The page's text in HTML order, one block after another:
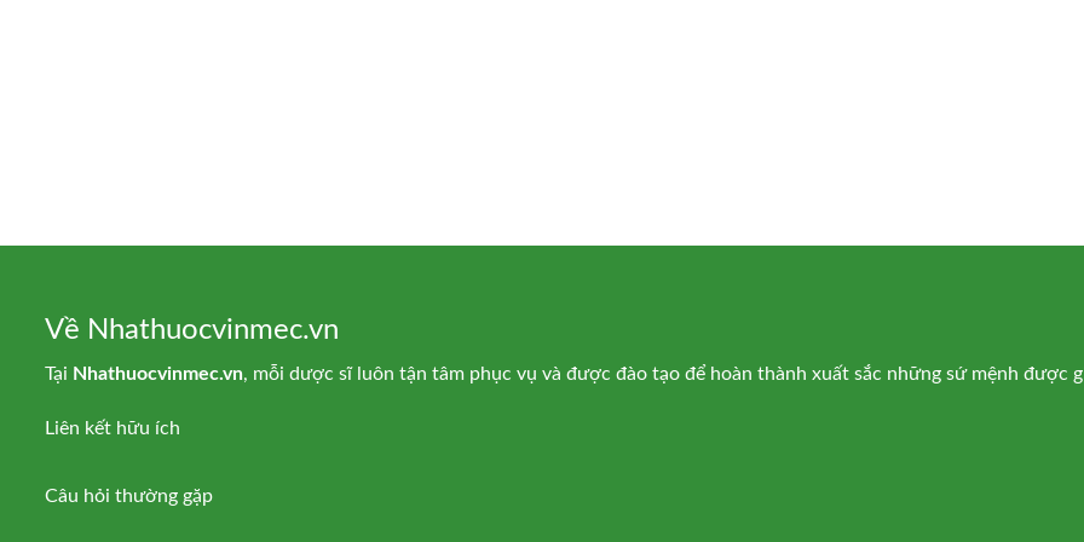
Về Nhathuocvinmec.vn
Tại Nhathuocvinmec.vn, mỗi dược sĩ luôn tận tâm phục vụ và được đào tạo để hoàn thành xuất sắc những sứ mệnh được
Liên kết hữu ích
Câu hỏi thường gặp